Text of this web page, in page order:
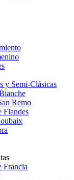
y Semi-Clásicas
Remo
Flandes
Francia